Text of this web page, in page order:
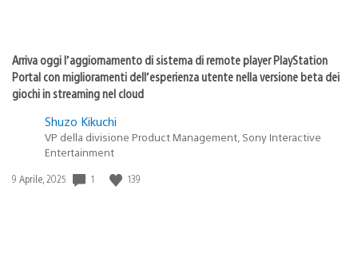
Arriva oggi l’aggiornamento di sistema di remote player PlayStation
Portal con miglioramenti dell’esperienza utente nella versione beta dei
giochi in streaming nel cloud
Shuzo Kikuchi
VP della divisione Product Management, Sony Interactive
Entertainment
Data
9 Aprile, 2025 1 139